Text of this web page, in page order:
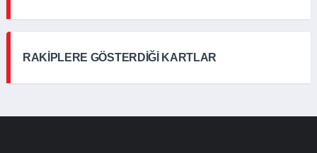
RAKİPLERE GÖSTERDİĞİ KARTLAR